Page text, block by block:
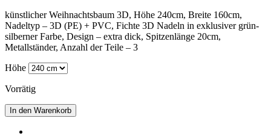
künstlicher Weihnachtsbaum 3D, Höhe 240cm, Breite 160cm,
Nadeltyp – 3D (PE) + PVC, Fichte 3D Nadeln in exklusiver grün-
silberner Farbe, Design – extra dick, Spitzenlänge 20cm,
Metallständer, Anzahl der Teile – 3
Höhe
Vorrätig
In den Warenkorb